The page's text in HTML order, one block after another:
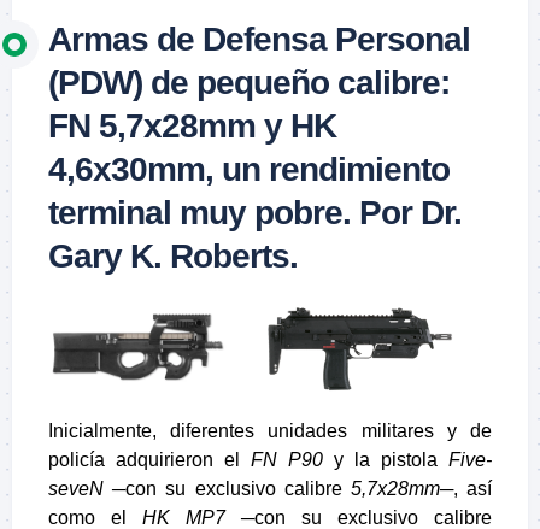
Armas de Defensa Personal
(PDW) de pequeño calibre:
FN 5,7x28mm y HK
4,6x30mm, un rendimiento
terminal muy pobre. Por Dr.
Gary K. Roberts.
Inicialmente, diferentes unidades militares y de
policía adquirieron el FN P90 y la pistola Five-
seveN ─con su exclusivo calibre 5,7x28mm─, así
como el HK MP7 ─con su exclusivo calibre